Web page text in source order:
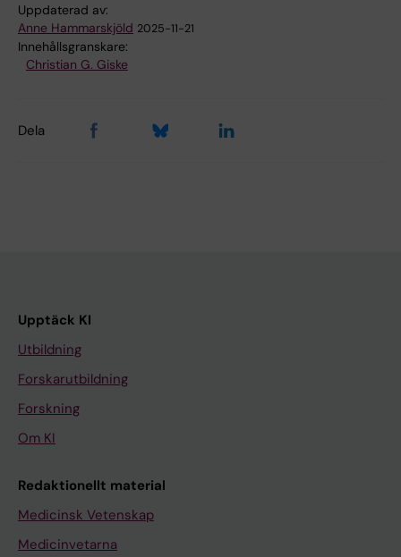
Uppdaterad av:
Anne Hammarskjöld 2025-11-21
Innehållsgranskare:
Christian G. Giske
Dela
Upptäck KI
Utbildning
Forskarutbildning
Forskning
Om KI
Redaktionellt material
Medicinsk Vetenskap
Medicinvetarna